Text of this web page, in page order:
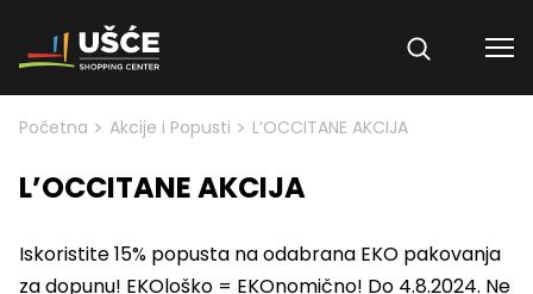
Skip to content
Početna > Akcije i Popusti > L’OCCITANE AKCIJA
L’OCCITANE AKCIJA
Iskoristite 15% popusta na odabrana EKO pakovanja
za dopunu! EKOloško = EKOnomično! Do 4.8.2024. Ne